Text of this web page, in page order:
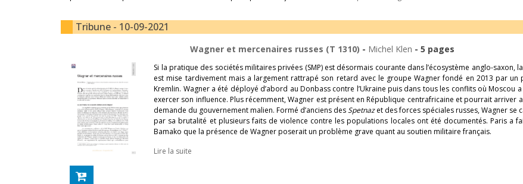
Tribune - 10-09-2021
Wagner et mercenaires russes (T 1310) - Michel Klen - 5 pages
Si la pratique des sociétés militaires privées (SMP) est désormais courante dans l’écosystème anglo-saxon, la
est mise tardivement mais a largement rattrapé son retard avec le groupe Wagner fondé en 2013 par un
Kremlin. Wagner a été déployé d’abord au Donbass contre l’Ukraine puis dans tous les conflits où Moscou a
exercer son influence. Plus récemment, Wagner est présent en République centrafricaine et pourrait arriver
demande du gouvernement malien. Formé d’anciens desSpetnazet des forces spéciales russes, Wagner se
par sa brutalité et plusieurs faits de violence contre les populations locales ont été documentés. Paris a
Bamako que la présence de Wagner poserait un problème grave quant au soutien militaire français.
Lire la suite